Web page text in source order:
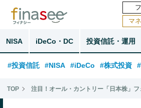
マ
NISA iDeCo・DC 投資信託・運用
#投資信託 #NISA #iDeCo #株式投資
#相談事例 #相続・贈与 #FP #新NISA
TOP 注目！オール・カントリー「日本株」フ